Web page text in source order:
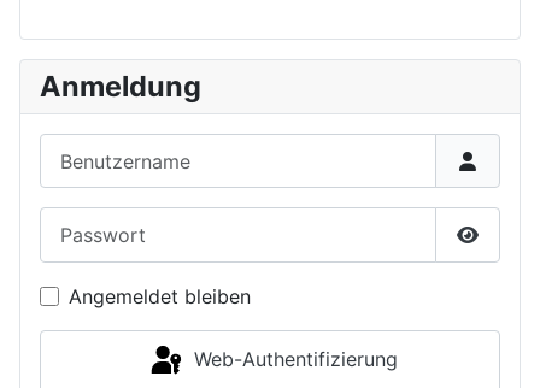
Anmeldung
Angemeldet bleiben
Web-Authentifizierung